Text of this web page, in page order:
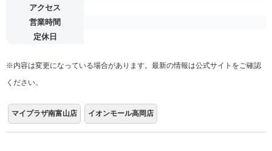
アクセス
営業時間
定休日
※内容は変更になっている場合があります。最新の情報は公式サイトをご確認
ください。
マイプラザ南富山店 イオンモール高岡店